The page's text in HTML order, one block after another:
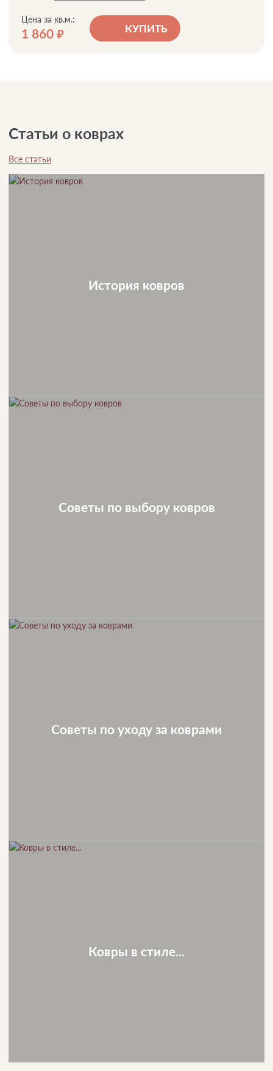
Цена за кв.м.:
1 860 руб. КУПИТЬ
Статьи о коврах
Все статьи
История ковров
Советы по выбору ковров
Советы по уходу за коврами
Ковры в стиле...